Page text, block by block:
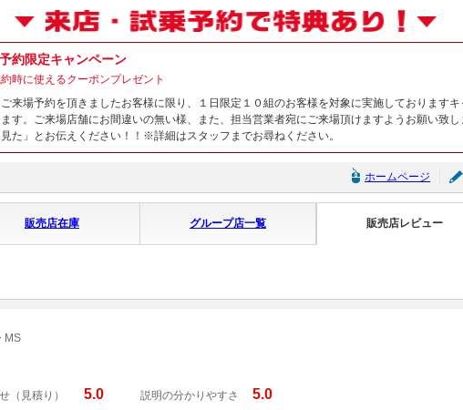
約限定キャンペーン
時に使えるクーポンプレゼント
来場予約を頂きましたお客様に限り、１日限定１０組のお客様を対象に実施しております
す。ご来場店舗にお間違いの無い様、また、担当営業者宛にご来場頂けますようお願い致
た」とお伝えください！！※詳細はスタッフまでお尋ねください。
ホームページ
販売店在庫 グループ店一覧 販売店レビュー
MS
（見積り） 5.0 説明の分かりやすさ 5.0